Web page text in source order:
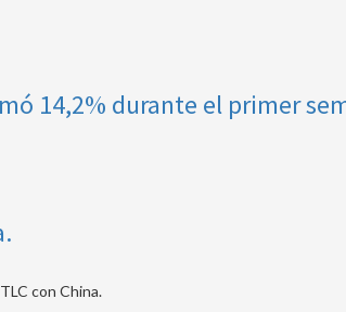
14,2% durante el primer